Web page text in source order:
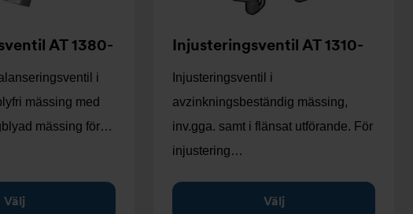
AT 1380-
i
mässing med
mässing för…
Välj
Injusteringsventil AT 1310-
Injusteringsventil i
avzinkningsbeständig mässing,
inv.gga. samt i flänsat utförande. För
injustering…
Välj